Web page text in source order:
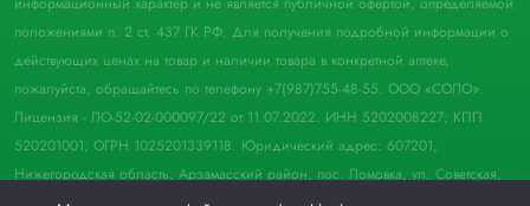
положениями п. 2 ст. 437 ГК РФ. Для получения подробной информации о
действующих ценах на товар и наличии товара в конкретной аптеке,
пожалуйста, обращайтесь по телефону +7(987)755-48-55. ООО «СОЛО».
Лицензия - ЛО-52-02-000097/22 от 11.07.2022. ИНН 5202008227; КПП
520201001; ОГРН 1025201339118. Юридический адрес: 607201,
Нижегородская область, Арзамасский район, пос. Ломовка, ул. Советская,